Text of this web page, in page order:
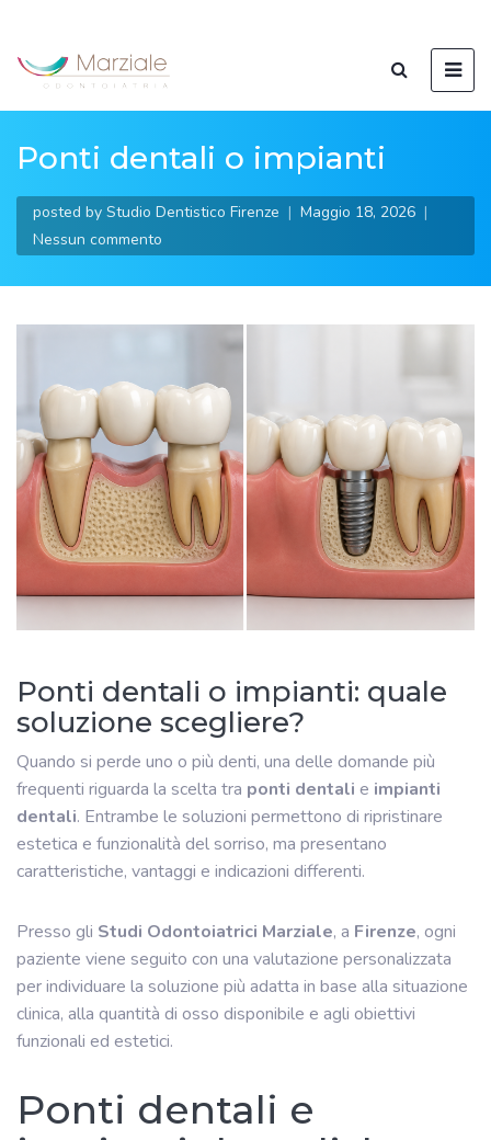
Ponti dentali o impianti
posted by Studio Dentistico Firenze
Maggio 18, 2026
Nessun commento
Ponti dentali o impianti: quale
soluzione scegliere?
Quando si perde uno o più denti, una delle domande più
frequenti riguarda la scelta tra ponti dentali e impianti
dentali. Entrambe le soluzioni permettono di ripristinare
estetica e funzionalità del sorriso, ma presentano
caratteristiche, vantaggi e indicazioni differenti.
Presso gli Studi Odontoiatrici Marziale, a Firenze, ogni
paziente viene seguito con una valutazione personalizzata
per individuare la soluzione più adatta in base alla situazione
clinica, alla quantità di osso disponibile e agli obiettivi
funzionali ed estetici.
Ponti dentali e